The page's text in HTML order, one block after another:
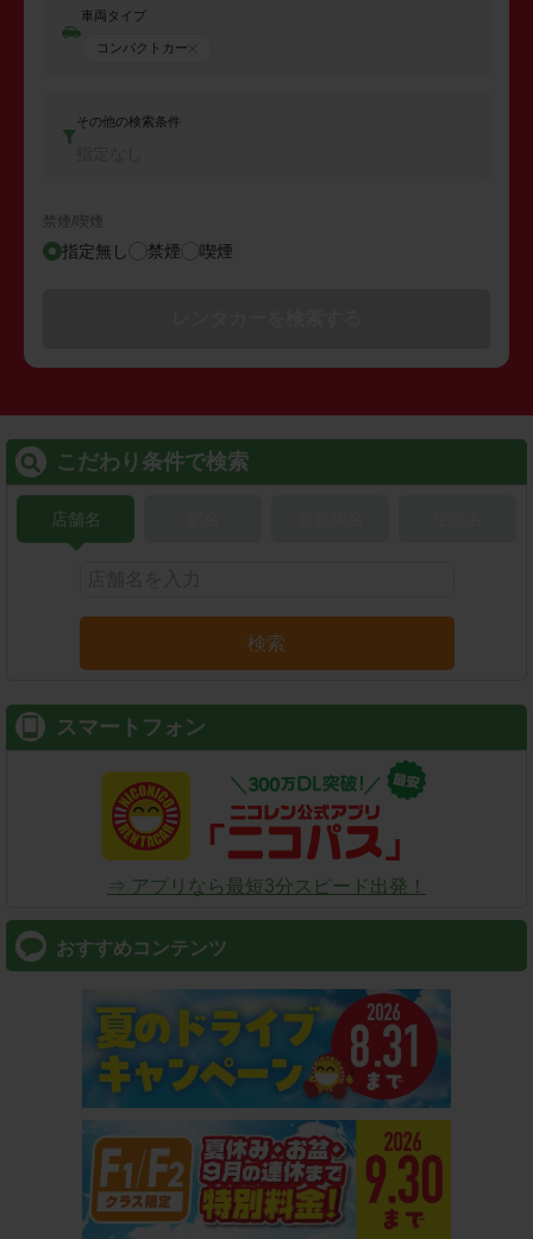
車両タイプ
コンパクトカー
その他の検索条件
禁煙/喫煙
指定無し 禁煙 喫煙
こだわり条件で検索
店舗名
検索
スマートフォン
⇒ アプリなら最短3分スピード出発！
おすすめコンテンツ